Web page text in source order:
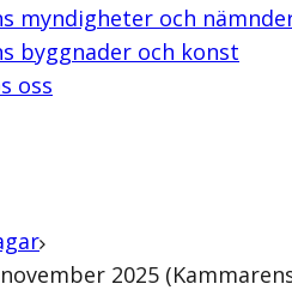
myndigheter och
byggnader och konst
oss
2025